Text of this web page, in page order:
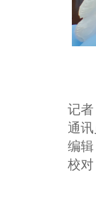
记者
通讯
编辑